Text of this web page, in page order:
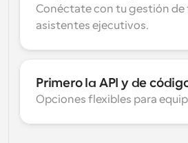
Conéctate con tu gestión de
asistentes ejecutivos.
Primero la API y de
Opciones flexibles para